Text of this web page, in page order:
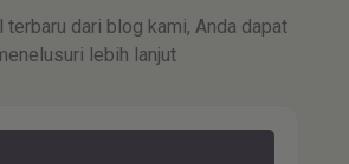
terbaru dari blog kami, Anda dapat
lebih lanjut